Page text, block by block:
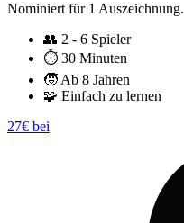
Nominiert für 1 Auszeichnung.
👥 2 - 6 Spieler
⏱️ 30 Minuten
🧒 Ab 8 Jahren
🧩 Einfach zu lernen
27€ bei